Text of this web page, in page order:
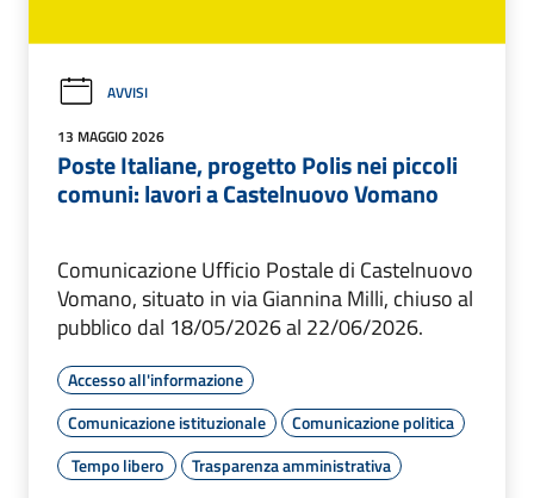
AVVISI
13 MAGGIO 2026
Poste Italiane, progetto Polis nei piccoli
comuni: lavori a Castelnuovo Vomano
Comunicazione Ufficio Postale di Castelnuovo
Vomano, situato in via Giannina Milli, chiuso al
pubblico dal 18/05/2026 al 22/06/2026.
Accesso all'informazione
Comunicazione istituzionale
Comunicazione politica
Tempo libero
Trasparenza amministrativa